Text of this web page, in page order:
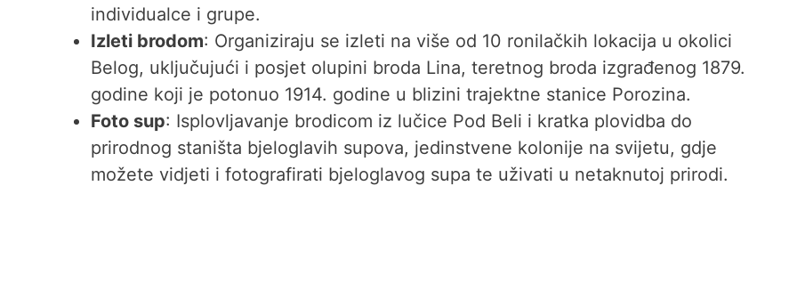
individualce i grupe.
Izleti brodom: Organiziraju se izleti na više od 10 ronilačkih lokacija u okolici
Belog, uključujući i posjet olupini broda Lina, teretnog broda izgrađenog 1879.
godine koji je potonuo 1914. godine u blizini trajektne stanice Porozina.
Foto sup: Isplovljavanje brodicom iz lučice Pod Beli i kratka plovidba do
prirodnog staništa bjeloglavih supova, jedinstvene kolonije na svijetu, gdje
možete vidjeti i fotografirati bjeloglavog supa te uživati u netaknutoj prirodi.